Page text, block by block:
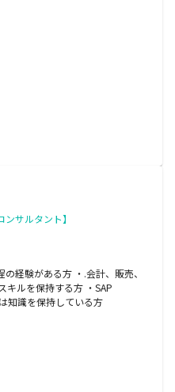
サルタント】
経験がある方 ・.会計、販売、
キルを保持する方 ・SAP
知識を保持している方